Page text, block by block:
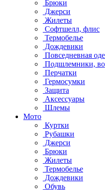
Брюки
Джерси
Жилеты
Софтшелл, флис
Термобелье
Дождевики
Повседневная
Подшлемники,
Перчатки
Гермосумки
Защита
Аксессуары
Шлемы
Мото
Куртки
Рубашки
Джерси
Брюки
Жилеты
Термобелье
Дождевики
Обувь